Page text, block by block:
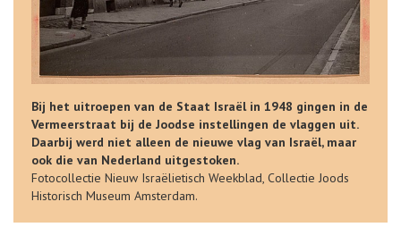
Bij het uitroepen van de Staat Israël in 1948 gingen in de
Vermeerstraat bij de Joodse instellingen de vlaggen uit.
Daarbij werd niet alleen de nieuwe vlag van Israël, maar
ook die van Nederland uitgestoken.
Fotocollectie Nieuw Israëlietisch Weekblad, Collectie Joods
Historisch Museum Amsterdam.